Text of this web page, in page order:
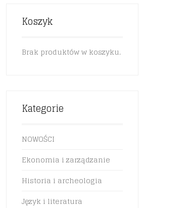
Koszyk
Brak produktów w koszyku.
Kategorie
NOWOŚCI
Ekonomia i zarządzanie
Historia i archeologia
Język i literatura